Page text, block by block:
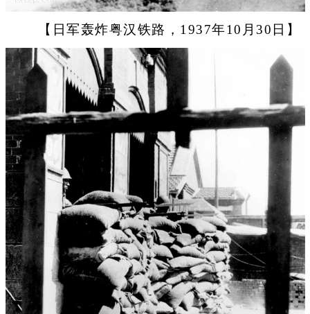
【日军轰炸粤汉铁路，1937年10月30日】